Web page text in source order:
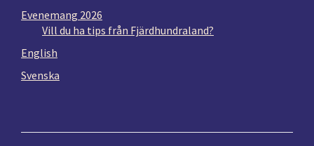
Evenemang 2026
Vill du ha tips från Fjärdhundraland?
English
Svenska